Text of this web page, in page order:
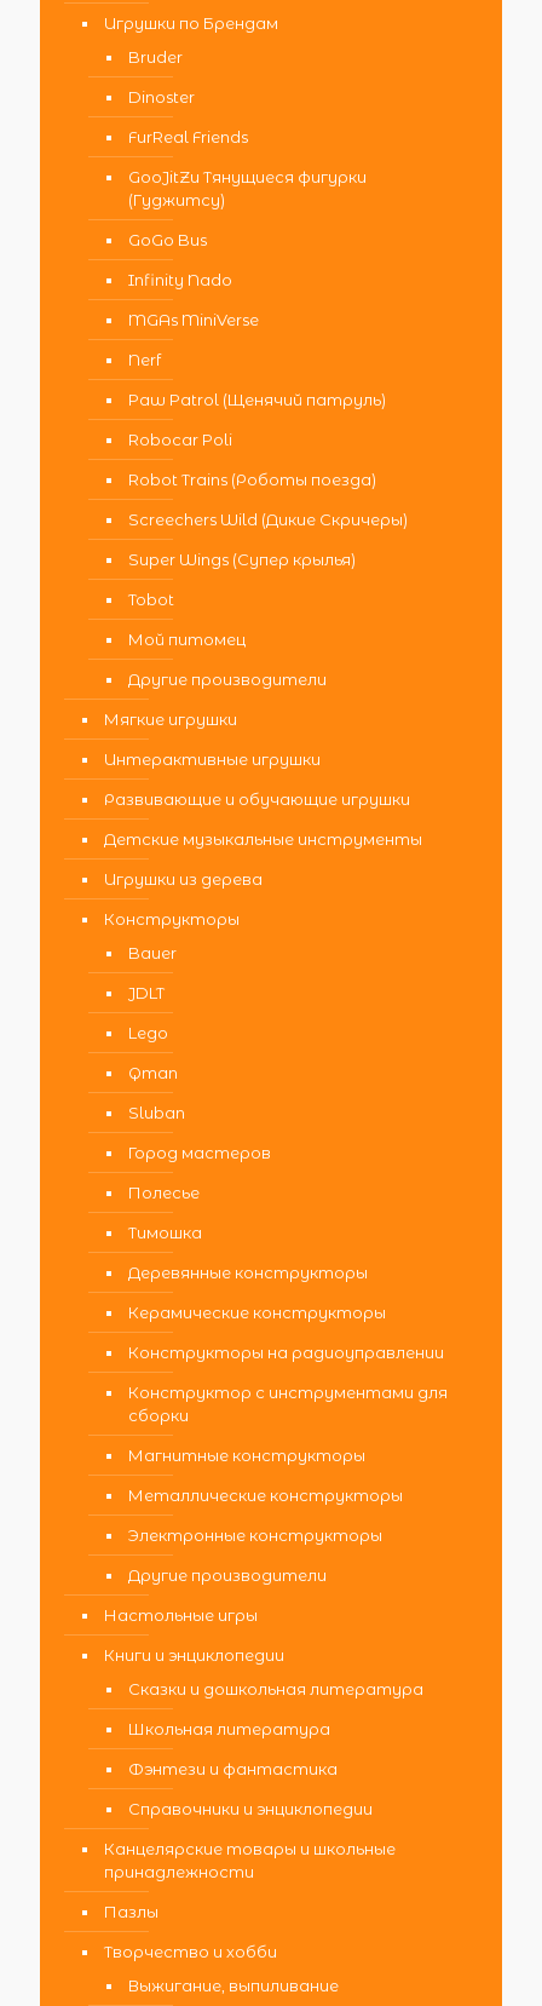
Игрушки по Брендам
Bruder
Dinoster
FurReal Friends
GooJitZu Тянущиеся фигурки
(Гуджитсу)
GoGo Bus
Infinity Nado
MGAs MiniVerse
Nerf
Paw Patrol (Щенячий патруль)
Robocar Poli
Robot Trains (Роботы поезда)
Screechers Wild (Дикие Скричеры)
Super Wings (Супер крылья)
Tobot
Мой питомец
Другие производители
Мягкие игрушки
Интерактивные игрушки
Развивающие и обучающие игрушки
Детские музыкальные инструменты
Игрушки из дерева
Конструкторы
Bauer
JDLT
Lego
Qman
Sluban
Город мастеров
Полесье
Тимошка
Деревянные конструкторы
Керамические конструкторы
Конструкторы на радиоуправлении
Конструктор с инструментами для
сборки
Магнитные конструкторы
Металлические конструкторы
Электронные конструкторы
Другие производители
Настольные игры
Книги и энциклопедии
Сказки и дошкольная литература
Школьная литература
Фэнтези и фантастика
Справочники и энциклопедии
Канцелярские товары и школьные
принадлежности
Пазлы
Творчество и хобби
Выжигание, выпиливание